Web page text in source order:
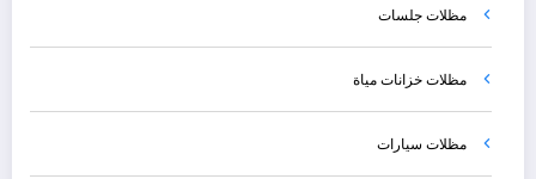
مظلات جلسات
مظلات خزانات مياة
مظلات سيارات